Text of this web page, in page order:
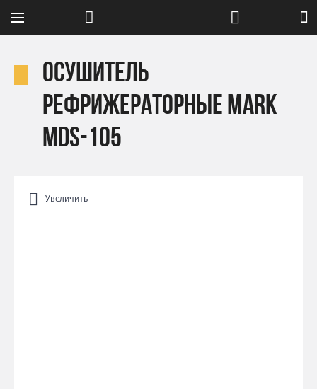
Осушитель
рефрижераторные Mark
MDS-105
Увеличить